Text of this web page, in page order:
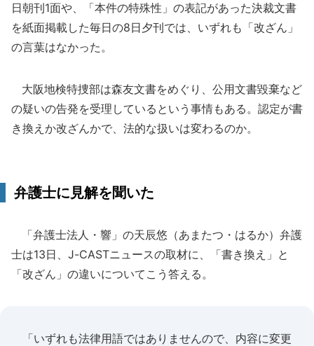
日朝刊1面や、「本件の特殊性」の表記があった決裁文書
を紙面掲載した毎日の8日夕刊では、いずれも「改ざん」
の言葉はなかった。
大阪地検特捜部は森友文書をめぐり、公用文書毀棄など
の疑いの告発を受理しているという事情もある。認定が書
き換えか改ざんかで、法的な扱いは変わるのか。
弁護士に見解を聞いた
「弁護士法人・響」の天辰悠（あまたつ・はるか）弁護
士は13日、J-CASTニュースの取材に、「書き換え」と
「改ざん」の違いについてこう答える。
「いずれも法律用語ではありませんので、内容に変更